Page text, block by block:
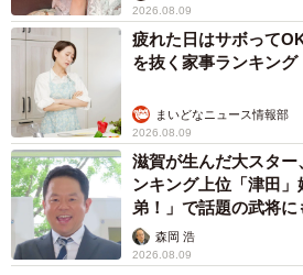
2026.08.09
疲れた日はサボって
を抜く家事ランキン
まいどなニュース情報部
2026.08.09
滋賀が生んだ大スタ
ンキング上位「津田
弟！」で話題の武将
森岡 浩
2026.08.09